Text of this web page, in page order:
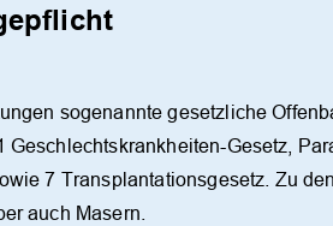
sogenannte gesetzliche
Gesetz,
7 Transplantationsgesetz. Zu
auch Masern.